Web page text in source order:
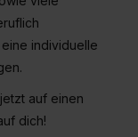
über unsere
zu den
auf „Details
individuelle
auf einen
dich!